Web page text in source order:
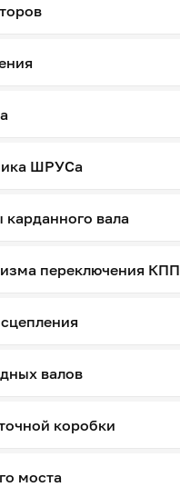
ШРУСа
вала
переключения КПП
валов
коробки
моста